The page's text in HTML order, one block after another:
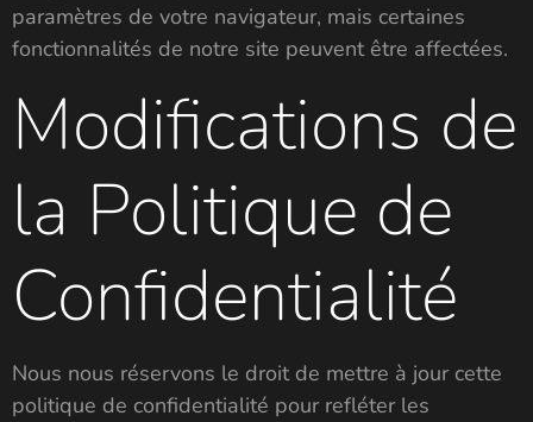
paramètres de votre navigateur, mais certaines
fonctionnalités de notre site peuvent être affectées.
Modifications de
la Politique de
Confidentialité
Nous nous réservons le droit de mettre à jour cette
politique de confidentialité pour refléter les